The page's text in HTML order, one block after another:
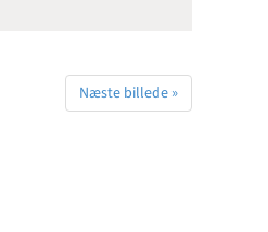
Næste billede »